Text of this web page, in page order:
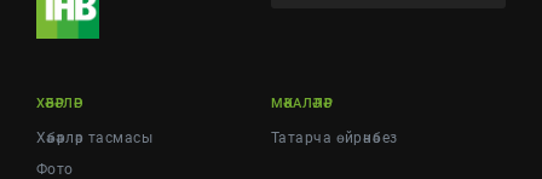
ХӘБӘРЛӘР
Хәбәрләр тасмасы
Фото
МӘКАЛӘЛӘР
Татарча өйрәнәбез